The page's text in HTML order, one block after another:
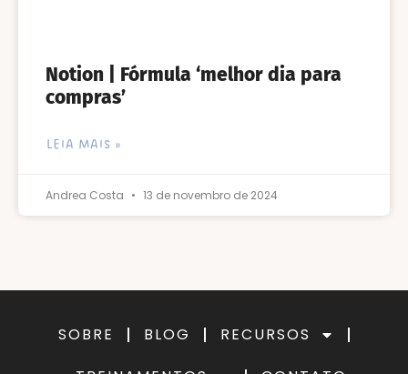
Notion | Fórmula ‘melhor dia para
compras’
LEIA MAIS »
Andrea Costa 13 de novembro de 2024
SOBRE BLOG
RECURSOS